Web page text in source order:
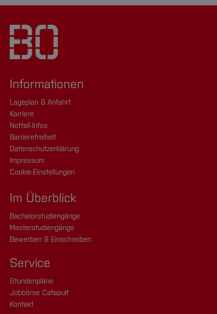
Informationen
Lageplan & Anfahrt
Karriere
Notfall-Infos
Barrierefreiheit
Datenschutzerklärung
Impressum
Cookie-Einstellungen
Im Überblick
Bachelorstudiengänge
Masterstudiengänge
Bewerben & Einschreiben
Service
Stundenpläne
Jobbörse Catapult
Kontakt